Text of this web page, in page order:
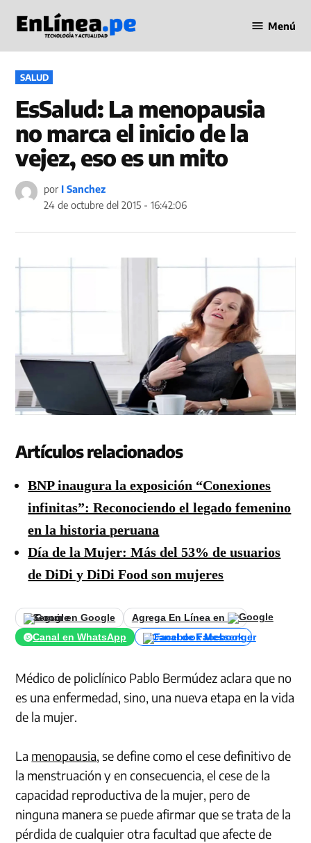
contenido
en Línea
Menú
PUBLICADO
EN
SALUD
EsSalud: La menopausia
no marca el inicio de la
vejez, eso es un mito
por I Sanchez
24 de octubre del 2015 - 16:42:06
Artículos relacionados
BNP inaugura la exposición “Conexiones
infinitas”: Reconociendo el legado femenino
en la historia peruana
Día de la Mujer: Más del 53% de usuarios
de DiDi y DiDi Food son mujeres
Seguir en Google
Agrega En Línea en
Canal en WhatsApp
Canal de Facebook
Médico de policlínico Pablo Bermúdez aclara que no
es una enfermedad, sino, una nueva etapa en la vida
de la mujer.
La menopausia, se define como el cese definitivo de
la menstruación y en consecuencia, el cese de la
capacidad reproductiva de la mujer, pero de
ninguna manera se puede afirmar que se trata de la
pérdida de cualquier otra facultad que afecte de